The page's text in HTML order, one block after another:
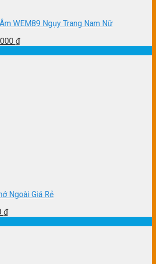
WEM89 Ngụy Trang Nam Nữ
₫
Ngoài Giá Rẻ
₫